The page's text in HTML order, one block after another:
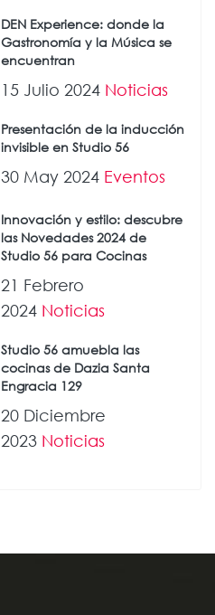
DEN Experience: donde la
Gastronomía y la Música se
encuentran
15 Julio 2024 Noticias
Presentación de la inducción
invisible en Studio 56
30 May 2024 Eventos
Innovación y estilo: descubre
las Novedades 2024 de
Studio 56 para Cocinas
21 Febrero
2024 Noticias
Studio 56 amuebla las
cocinas de Dazia Santa
Engracia 129
20 Diciembre
2023 Noticias